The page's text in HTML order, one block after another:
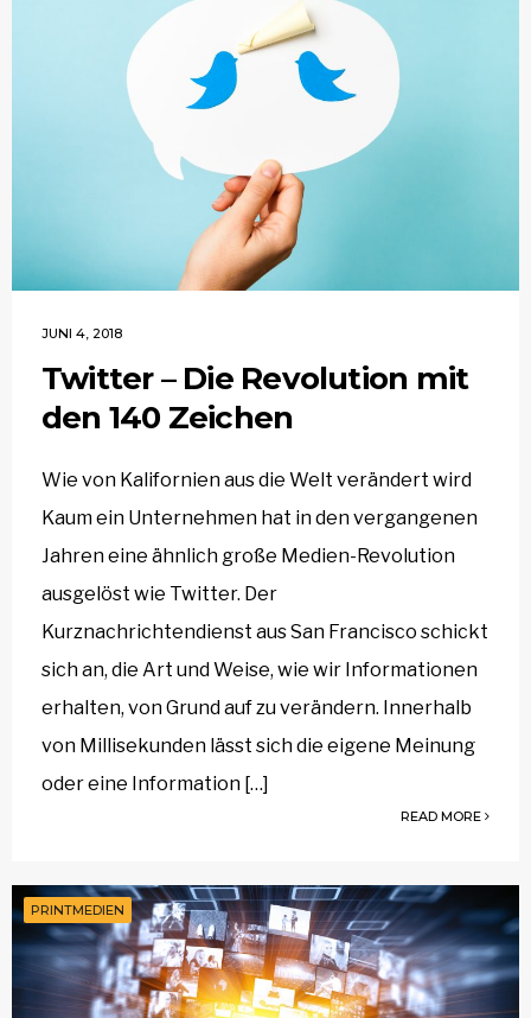
JUNI 4, 2018
Twitter – Die Revolution mit
den 140 Zeichen
Wie von Kalifornien aus die Welt verändert wird
Kaum ein Unternehmen hat in den vergangenen
Jahren eine ähnlich große Medien-Revolution
ausgelöst wie Twitter. Der
Kurznachrichtendienst aus San Francisco schickt
sich an, die Art und Weise, wie wir Informationen
erhalten, von Grund auf zu verändern. Innerhalb
von Millisekunden lässt sich die eigene Meinung
oder eine Information […]
READ MORE
PRINTMEDIEN